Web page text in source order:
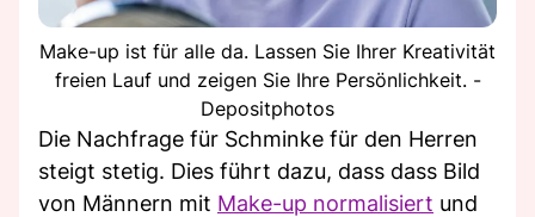
Make-up ist für alle da. Lassen Sie Ihrer Kreativität
freien Lauf und zeigen Sie Ihre Persönlichkeit. -
Depositphotos
Die Nachfrage für Schminke für den Herren
steigt stetig. Dies führt dazu, dass dass Bild
von Männern mit Make-up normalisiert und